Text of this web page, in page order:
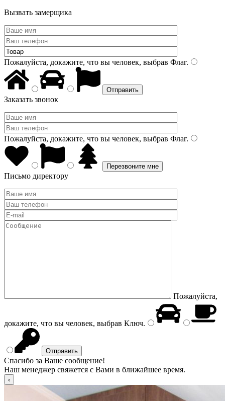
Вызвать замерщика
Пожалуйста, докажите, что вы человек, выбрав Флаг.
Заказать звонок
Пожалуйста, докажите, что вы человек, выбрав Флаг.
Письмо директору
Пожалуйста,
докажите, что вы человек, выбрав Ключ.
Спасибо за Ваше сообщение!
Наш менеджер свяжется с Вами в ближайшее время.